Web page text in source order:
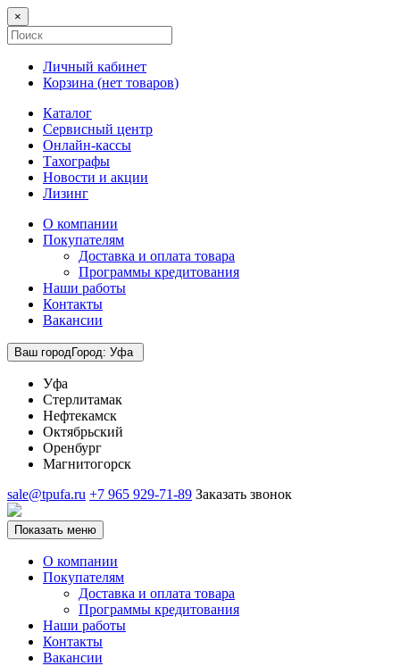
×
Личный кабинет
Корзина (нет товаров)
Каталог
Сервисный центр
Онлайн-кассы
Тахографы
Новости и акции
Лизинг
О компании
Покупателям
Доставка и оплата товара
Программы кредитования
Наши работы
Контакты
Вакансии
Ваш городГород: Уфа
Уфа
Стерлитамак
Нефтекамск
Октябрьский
Оренбург
Магнитогорск
sale@tpufa.ru +7 965 929-71-89 Заказать звонок
Показать меню
О компании
Покупателям
Доставка и оплата товара
Программы кредитования
Наши работы
Контакты
Вакансии